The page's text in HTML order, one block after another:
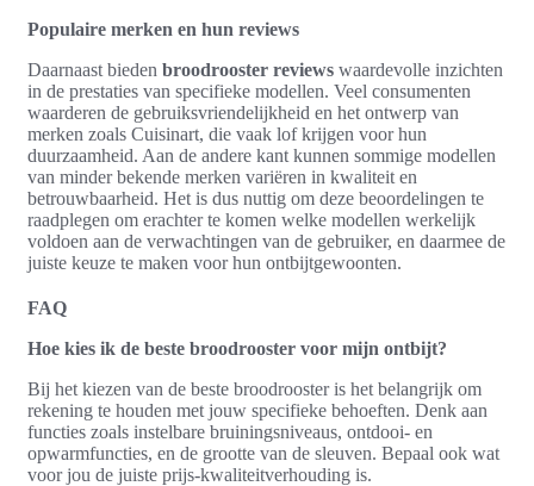
Populaire merken en hun reviews
Daarnaast bieden broodrooster reviews waardevolle inzichten
in de prestaties van specifieke modellen. Veel consumenten
waarderen de gebruiksvriendelijkheid en het ontwerp van
merken zoals Cuisinart, die vaak lof krijgen voor hun
duurzaamheid. Aan de andere kant kunnen sommige modellen
van minder bekende merken variëren in kwaliteit en
betrouwbaarheid. Het is dus nuttig om deze beoordelingen te
raadplegen om erachter te komen welke modellen werkelijk
voldoen aan de verwachtingen van de gebruiker, en daarmee de
juiste keuze te maken voor hun ontbijtgewoonten.
FAQ
Hoe kies ik de beste broodrooster voor mijn ontbijt?
Bij het kiezen van de beste broodrooster is het belangrijk om
rekening te houden met jouw specifieke behoeften. Denk aan
functies zoals instelbare bruiningsniveaus, ontdooi- en
opwarmfuncties, en de grootte van de sleuven. Bepaal ook wat
voor jou de juiste prijs-kwaliteitverhouding is.